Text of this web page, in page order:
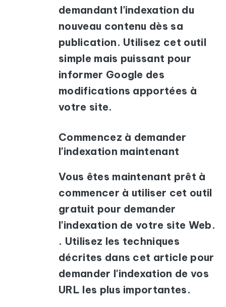
demandant l'indexation du
nouveau contenu dès sa
publication. Utilisez cet outil
simple mais puissant pour
informer Google des
modifications apportées à
votre site.
Commencez à demander
l'indexation maintenant
Vous êtes maintenant prêt à
commencer à utiliser cet outil
gratuit pour demander
l'indexation de votre site Web.
. Utilisez les techniques
décrites dans cet article pour
demander l'indexation de vos
URL les plus importantes.